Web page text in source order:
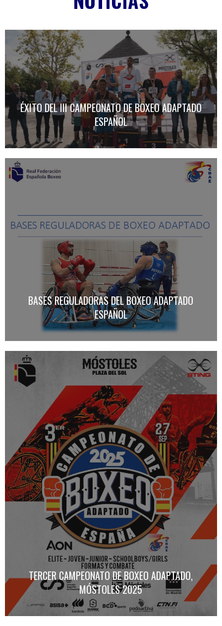
ÉXITO DEL III CAMPEONATO DE BOXEO ADAPTADO
ESPAÑOL
BASES REGULADORAS DEL BOXEO ADAPTADO
ESPAÑOL
TERCER CAMPEONATO DE BOXEO ADAPTADO,
MÓSTOLES 2025